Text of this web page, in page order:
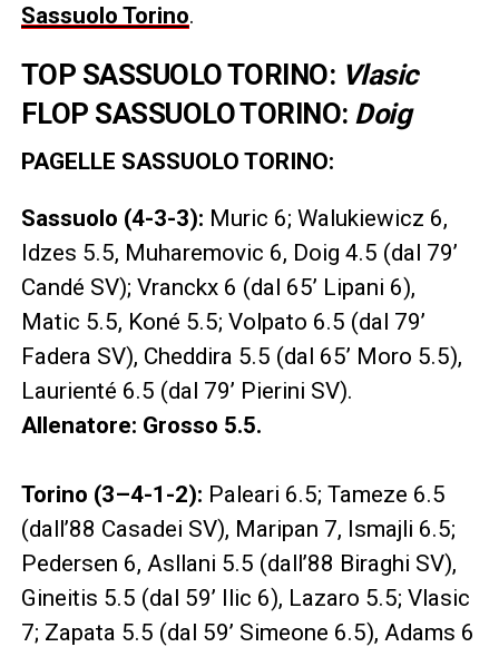
Sassuolo Torino.
TOP SASSUOLO TORINO: Vlasic
FLOP SASSUOLO TORINO: Doig
PAGELLE SASSUOLO TORINO:
Sassuolo (4-3-3): Muric 6; Walukiewicz 6,
Idzes 5.5, Muharemovic 6, Doig 4.5 (dal 79’
Candé SV); Vranckx 6 (dal 65’ Lipani 6),
Matic 5.5, Koné 5.5; Volpato 6.5 (dal 79’
Fadera SV), Cheddira 5.5 (dal 65’ Moro 5.5),
Laurienté 6.5 (dal 79’ Pierini SV).
Allenatore: Grosso 5.5.
Torino (3–4-1-2): Paleari 6.5; Tameze 6.5
(dall’88 Casadei SV), Maripan 7, Ismajli 6.5;
Pedersen 6, Asllani 5.5 (dall’88 Biraghi SV),
Gineitis 5.5 (dal 59’ Ilic 6), Lazaro 5.5; Vlasic
7; Zapata 5.5 (dal 59’ Simeone 6.5), Adams 6